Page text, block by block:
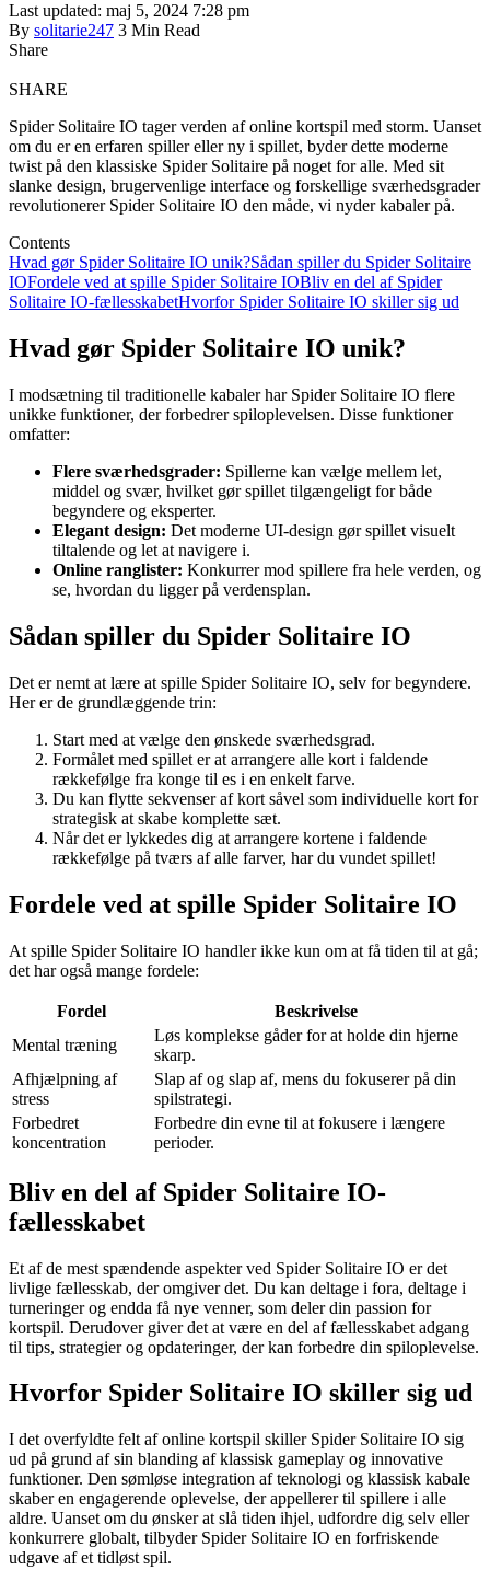
Last updated: maj 5, 2024 7:28 pm
By solitarie247 3 Min Read
Share
SHARE
Spider Solitaire IO tager verden af online kortspil med storm. Uanset
om du er en erfaren spiller eller ny i spillet, byder dette moderne
twist på den klassiske Spider Solitaire på noget for alle. Med sit
slanke design, brugervenlige interface og forskellige sværhedsgrader
revolutionerer Spider Solitaire IO den måde, vi nyder kabaler på.
Contents
Hvad gør Spider Solitaire IO unik?Sådan spiller du Spider Solitaire
IOFordele ved at spille Spider Solitaire IOBliv en del af Spider
Solitaire IO-fællesskabetHvorfor Spider Solitaire IO skiller sig ud
Hvad gør Spider Solitaire IO unik?
I modsætning til traditionelle kabaler har Spider Solitaire IO flere
unikke funktioner, der forbedrer spiloplevelsen. Disse funktioner
omfatter:
Flere sværhedsgrader: Spillerne kan vælge mellem let,
middel og svær, hvilket gør spillet tilgængeligt for både
begyndere og eksperter.
Elegant design: Det moderne UI-design gør spillet visuelt
tiltalende og let at navigere i.
Online ranglister: Konkurrer mod spillere fra hele verden, og
se, hvordan du ligger på verdensplan.
Sådan spiller du Spider Solitaire IO
Det er nemt at lære at spille Spider Solitaire IO, selv for begyndere.
Her er de grundlæggende trin:
Start med at vælge den ønskede sværhedsgrad.
Formålet med spillet er at arrangere alle kort i faldende
rækkefølge fra konge til es i en enkelt farve.
Du kan flytte sekvenser af kort såvel som individuelle kort for
strategisk at skabe komplette sæt.
Når det er lykkedes dig at arrangere kortene i faldende
rækkefølge på tværs af alle farver, har du vundet spillet!
Fordele ved at spille Spider Solitaire IO
At spille Spider Solitaire IO handler ikke kun om at få tiden til at gå;
det har også mange fordele:
Fordel
Beskrivelse
Mental træning
Løs komplekse gåder for at holde din hjerne
skarp.
Afhjælpning af
stress
Slap af og slap af, mens du fokuserer på din
spilstrategi.
Forbedret
koncentration
Forbedre din evne til at fokusere i længere
perioder.
Bliv en del af Spider Solitaire IO-
fællesskabet
Et af de mest spændende aspekter ved Spider Solitaire IO er det
livlige fællesskab, der omgiver det. Du kan deltage i fora, deltage i
turneringer og endda få nye venner, som deler din passion for
kortspil. Derudover giver det at være en del af fællesskabet adgang
til tips, strategier og opdateringer, der kan forbedre din spiloplevelse.
Hvorfor Spider Solitaire IO skiller sig ud
I det overfyldte felt af online kortspil skiller Spider Solitaire IO sig
ud på grund af sin blanding af klassisk gameplay og innovative
funktioner. Den sømløse integration af teknologi og klassisk kabale
skaber en engagerende oplevelse, der appellerer til spillere i alle
aldre. Uanset om du ønsker at slå tiden ihjel, udfordre dig selv eller
konkurrere globalt, tilbyder Spider Solitaire IO en forfriskende
udgave af et tidløst spil.